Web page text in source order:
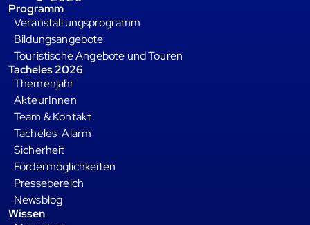
Programm
Veranstaltungsprogramm
Bildungsangebote
Touristische Angebote und Touren
Tacheles 2026
Themenjahr
AkteurInnen
Team & Kontakt
Tacheles-Alarm
Sicherheit
Fördermöglichkeiten
Pressebereich
Newsblog
Wissen